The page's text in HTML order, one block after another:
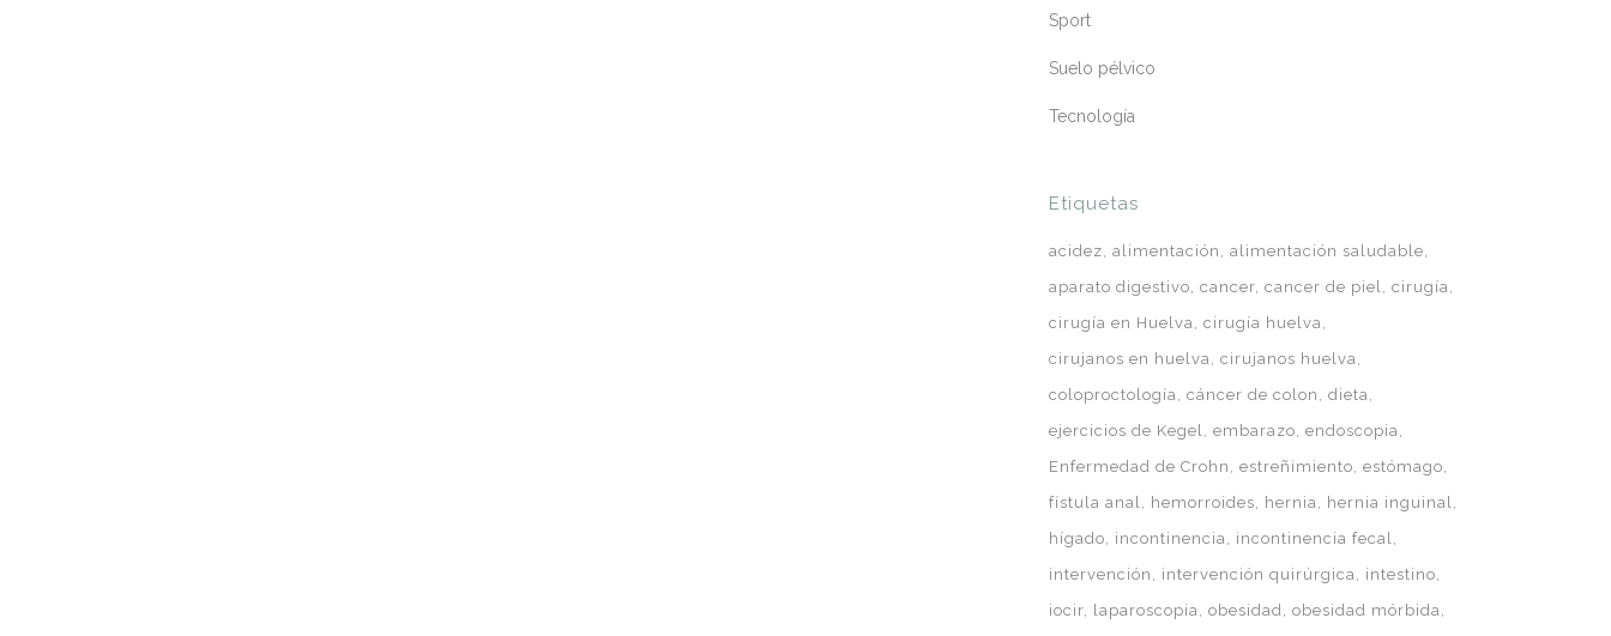
Sport
Suelo pélvico
Tecnología
Etiquetas
acidez alimentación
alimentación saludable
aparato digestivo
cancer cancer de piel
cirugía
cirugía en Huelva
cirugía huelva
cirujanos en huelva
cirujanos huelva
coloproctología
cáncer de colon
dieta
ejercicios de Kegel
embarazo
endoscopia
Enfermedad de Crohn
estreñimiento
estómago
fístula anal
hemorroides hernia
hernia inguinal
hígado
incontinencia
incontinencia fecal
intervención
intervención quirúrgica
intestino
iocir laparoscopia obesidad obesidad mórbida